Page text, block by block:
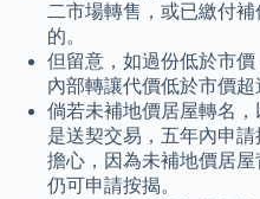
二市場轉售，或已繳付
的。
但留意，如過份低於市
內部轉讓代價低於市價超
倘若未補地價居屋轉名
是送契交易，五年內申
擔心，因為未補地價居
仍可申請按揭。